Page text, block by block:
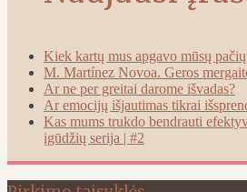
Kiek kartų mus apgavo mūsų
M. Martínez Novoa. Geros
Ar ne per greitai darome išvadas?
Ar emocijų išjautimas tikrai
Kas mums trukdo bendrauti
įgūdžių serija | #2